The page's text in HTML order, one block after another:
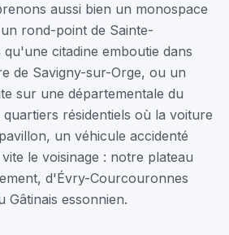
aussi bien un monospace
rond-point de Sainte-
qu'une citadine emboutie dans
de Savigny-sur-Orge, ou un
sur une départementale du
résidentiels où la voiture
un véhicule accidenté
le voisinage : notre plateau
d'Évry-Courcouronnes
Gâtinais essonnien.